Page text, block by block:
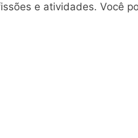
e atividades. Você